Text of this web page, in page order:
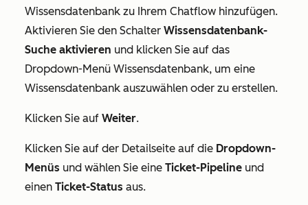
Wissensdatenbank zu Ihrem Chatflow hinzufügen.
Aktivieren Sie den Schalter Wissensdatenbank-
Suche aktivieren und klicken Sie auf das
Dropdown-Menü Wissensdatenbank, um eine
Wissensdatenbank auszuwählen oder zu erstellen.
Klicken Sie auf Weiter.
Klicken Sie auf der Detailseite auf die Dropdown-
Menüs und wählen Sie eine Ticket-Pipeline und
einen Ticket-Status aus.